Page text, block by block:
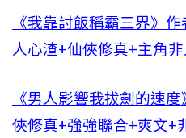
《我靠討飯稱霸三界》
人心渣+仙俠修真+主角非
《男人影響我拔劍的速
俠修真+強強聯合+爽文+